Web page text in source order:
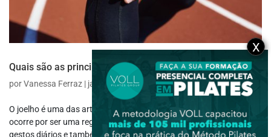
Quais são as principais causas da lesão no menisco?
porVanessa Ferraz | jan 10, 2022|Fisiologia
O joelho é uma das articulações mais comumente lesionadas. Isso
ocorre por ser uma região que está envolvida em grande parte dos
gestos diários e também por ser uma das primeiras estruturas a
X